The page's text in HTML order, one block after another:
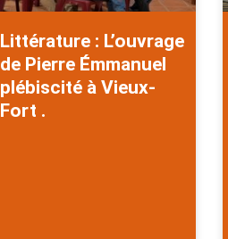
Littérature : L’ouvrage
de Pierre Émmanuel
plébiscité à Vieux-
Fort .